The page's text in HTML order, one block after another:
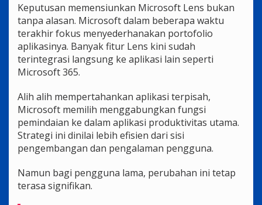
Keputusan memensiunkan Microsoft Lens bukan
tanpa alasan. Microsoft dalam beberapa waktu
terakhir fokus menyederhanakan portofolio
aplikasinya. Banyak fitur Lens kini sudah
terintegrasi langsung ke aplikasi lain seperti
Microsoft 365.
Alih alih mempertahankan aplikasi terpisah,
Microsoft memilih menggabungkan fungsi
pemindaian ke dalam aplikasi produktivitas utama.
Strategi ini dinilai lebih efisien dari sisi
pengembangan dan pengalaman pengguna.
Namun bagi pengguna lama, perubahan ini tetap
terasa signifikan.